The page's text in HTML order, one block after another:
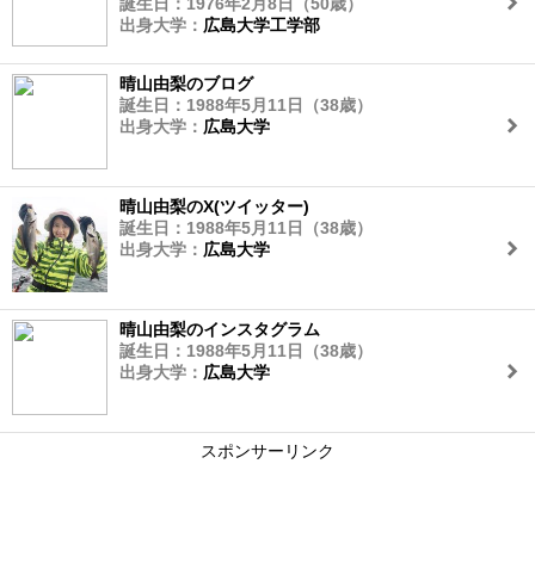
出身大学： 広島大学工学部
晴山由梨のブログ
誕生日：1988年5月11日（38歳）
出身大学： 広島大学
晴山由梨のX(ツイッター)
誕生日：1988年5月11日（38歳）
出身大学： 広島大学
晴山由梨のインスタグラム
誕生日：1988年5月11日（38歳）
出身大学： 広島大学
スポンサーリンク